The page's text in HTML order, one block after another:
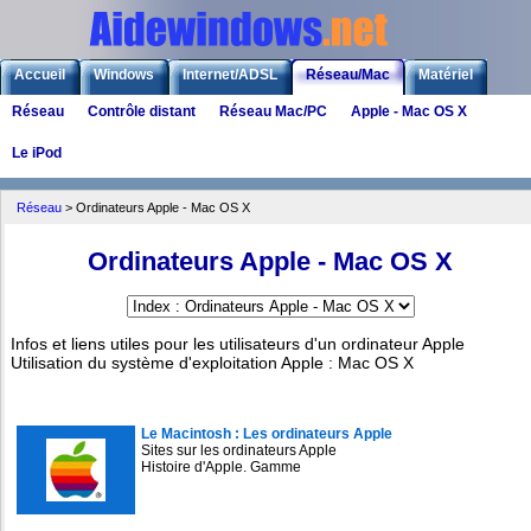
Accueil Windows Internet/ADSL Réseau/Mac Matériel
Logiciels Liens Jeux
Réseau Contrôle distant Réseau Mac/PC Apple - Mac OS X
Le iPod
Réseau > Ordinateurs Apple - Mac OS X
Ordinateurs Apple - Mac OS X
Infos et liens utiles pour les utilisateurs d'un ordinateur Apple
Utilisation du système d'exploitation Apple : Mac OS X
Le Macintosh : Les ordinateurs Apple
Sites sur les ordinateurs Apple
Histoire d'Apple. Gamme